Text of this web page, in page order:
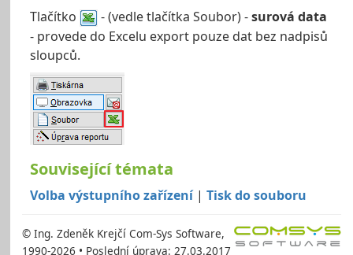
Tlačítko
- (vedle tlačítka Soubor) -surová data
- provede do Excelu export pouze dat bez nadpisů
sloupců.
Související témata
Volba výstupního zařízení| Tisk do souboru
© Ing. Zdeněk Krejčí Com-Sys Software,
1990-2026 • Poslední úprava: 27.03.2017